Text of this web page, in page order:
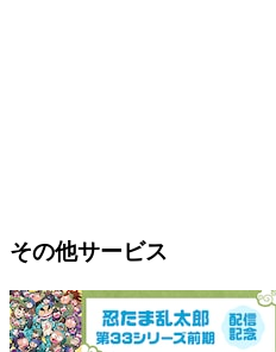
その他サービス